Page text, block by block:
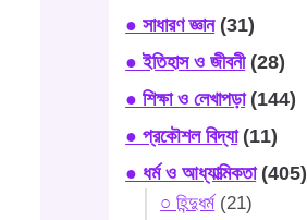
● সাধারণ জ্ঞান(31)
● ইতিহাস ও জীবনী(28)
● শিক্ষা ও লেখাপড়া(144)
● প্রকৌশল বিদ্যা(11)
● ধর্ম ও আধ্যাত্মিকতা(405)
○ হিন্দুধর্ম(21)